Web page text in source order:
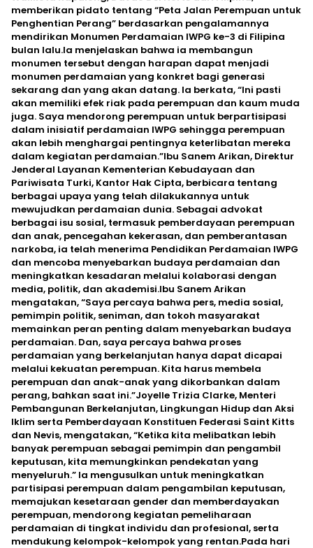
memberikan pidato tentang “Peta Jalan Perempuan untuk
Penghentian Perang” berdasarkan pengalamannya
mendirikan Monumen Perdamaian IWPG ke-3 di Filipina
bulan lalu.Ia menjelaskan bahwa ia membangun
monumen tersebut dengan harapan dapat menjadi
monumen perdamaian yang konkret bagi generasi
sekarang dan yang akan datang. Ia berkata, “Ini pasti
akan memiliki efek riak pada perempuan dan kaum muda
juga. Saya mendorong perempuan untuk berpartisipasi
dalam inisiatif perdamaian IWPG sehingga perempuan
akan lebih menghargai pentingnya keterlibatan mereka
dalam kegiatan perdamaian.”Ibu Sanem Arikan, Direktur
Jenderal Layanan Kementerian Kebudayaan dan
Pariwisata Turki, Kantor Hak Cipta, berbicara tentang
berbagai upaya yang telah dilakukannya untuk
mewujudkan perdamaian dunia. Sebagai advokat
berbagai isu sosial, termasuk pemberdayaan perempuan
dan anak, pencegahan kekerasan, dan pemberantasan
narkoba, ia telah menerima Pendidikan Perdamaian IWPG
dan mencoba menyebarkan budaya perdamaian dan
meningkatkan kesadaran melalui kolaborasi dengan
media, politik, dan akademisi.Ibu Sanem Arikan
mengatakan, “Saya percaya bahwa pers, media sosial,
pemimpin politik, seniman, dan tokoh masyarakat
memainkan peran penting dalam menyebarkan budaya
perdamaian. Dan, saya percaya bahwa proses
perdamaian yang berkelanjutan hanya dapat dicapai
melalui kekuatan perempuan. Kita harus membela
perempuan dan anak-anak yang dikorbankan dalam
perang, bahkan saat ini.”Joyelle Trizia Clarke, Menteri
Pembangunan Berkelanjutan, Lingkungan Hidup dan Aksi
Iklim serta Pemberdayaan Konstituen Federasi Saint Kitts
dan Nevis, mengatakan, “Ketika kita melibatkan lebih
banyak perempuan sebagai pemimpin dan pengambil
keputusan, kita memungkinkan pendekatan yang
menyeluruh.” Ia mengusulkan untuk meningkatkan
partisipasi perempuan dalam pengambilan keputusan,
memajukan kesetaraan gender dan memberdayakan
perempuan, mendorong kegiatan pemeliharaan
perdamaian di tingkat individu dan profesional, serta
mendukung kelompok-kelompok yang rentan.Pada hari